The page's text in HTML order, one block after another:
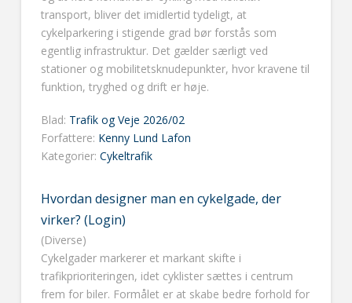
transport, bliver det imidlertid tydeligt, at
cykelparkering i stigende grad bør forstås som
egentlig infrastruktur. Det gælder særligt ved
stationer og mobilitetsknudepunkter, hvor kravene til
funktion, tryghed og drift er høje.
Blad: Trafik og Veje 2026/02
Forfattere: Kenny Lund Lafon
Kategorier: Cykeltrafik
Hvordan designer man en cykelgade, der
virker? (Login)
(Diverse)
Cykelgader markerer et markant skifte i
trafikprioriteringen, idet cyklister sættes i centrum
frem for biler. Formålet er at skabe bedre forhold for